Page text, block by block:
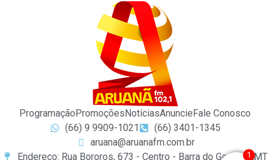
ProgramaçãoPromoçõesNotíciasAnuncieFale Conosco
(66) 9 9909-1021
(66) 3401-1345
aruana@aruanafm.com.br
Endereço: Rua Bororos, 673 - Centro - Barra do Garças / MT
1